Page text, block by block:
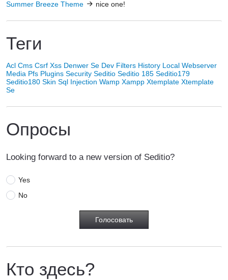
Summer Breeze Theme nice one!
Теги
Acl Cms Csrf Xss Denwer Se Dev Filters History Local Webserver
Media Pfs Plugins Security Seditio Seditio 185 Seditio179
Seditio180 Skin Sql Injection Wamp Xampp Xtemplate Xtemplate
Se
Опросы
Looking forward to a new version of Seditio?
Yes
No
Кто здесь?